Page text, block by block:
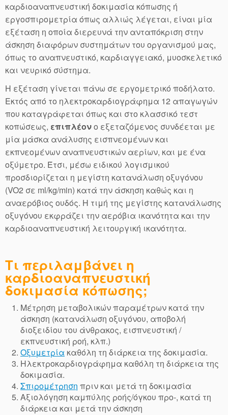
καρδιοαναπνευστική δοκιμασία κόπωσης ή
εργοσπιρομετρία όπως αλλιώς λέγεται, είναι μία
εξέταση η οποία διερευνά την ανταπόκριση στην
άσκηση διαφόρων συστημάτων του οργανισμού μας,
όπως το αναπνευστικό, καρδιαγγειακό, μυοσκελετικό
και νευρικό σύστημα.
Η εξέταση γίνεται πάνω σε εργομετρικό ποδήλατο.
Εκτός από το ηλεκτροκαρδιογράφημα 12 απαγωγών
που καταγράφεται όπως και στο κλασσικό τεστ
κοπώσεως, επιπλέονο εξεταζόμενος συνδέεται με
μία μάσκα ανάλυσης εισπνεομένων και
εκπνεομένων αναπνευστικών αερίων, και με ένα
οξύμετρο. Έτσι, μέσω ειδικού λογισμικού
προσδιορίζεται η μεγίστη κατανάλωση οξυγόνου
(VO2 σε ml/kg/min) κατά την άσκηση καθώς και η
αναερόβιος ουδός. Η τιμή της μεγίστης κατανάλωσης
οξυγόνου εκφράζει την αερόβια ικανότητα και την
καρδιοαναπνευστική λειτουργική ικανότητα.
Τι περιλαμβάνει η
καρδιοαναπνευστική
δοκιμασία κόπωσης;
Μέτρηση μεταβολικών παραμέτρων κατά την
άσκηση (κατανάλωση οξυγόνου, αποβολή
διοξειδίου του άνθρακος, εισπνευστική /
εκπνευστική ροή, κλπ.)
Οξυμετρία καθόλη τη διάρκεια της δοκιμασία.
Ηλεκτροκαρδιογράφημα καθόλη τη διάρκεια της
δοκιμασία.
Σπιρομέτρηση πριν και μετά τη δοκιμασία
Αξιολόγηση καμπύλης ροής/όγκου προ-, κατά τη
διάρκεια και μετά την άσκηση